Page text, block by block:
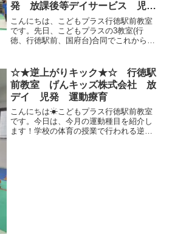
発 放課後等デイサービス 児童
発達支援事業 無料送迎 発達障
害 運動療育 行徳 行徳駅前
南行徳 妙典 市川市 江戸川区
ダウン症 ADHD
こんにちは、こどもプラス行徳駅前教室
です。先日、こどもプラスの3教室(行
徳、行徳駅前、国府台)合同でこれからこ
に安心してご利用して頂く為に、普段の
様子の一部ご紹介させて...
☆★逆上がりキック★☆ 行徳駅
前教室 げんキッズ株式会社 放
デイ 児発 運動療育
こんにちは☀こどもプラス行徳駅前教室
です。今日は、今月の運動種目を紹介し
ます！学校の体育の授業で行われる逆上